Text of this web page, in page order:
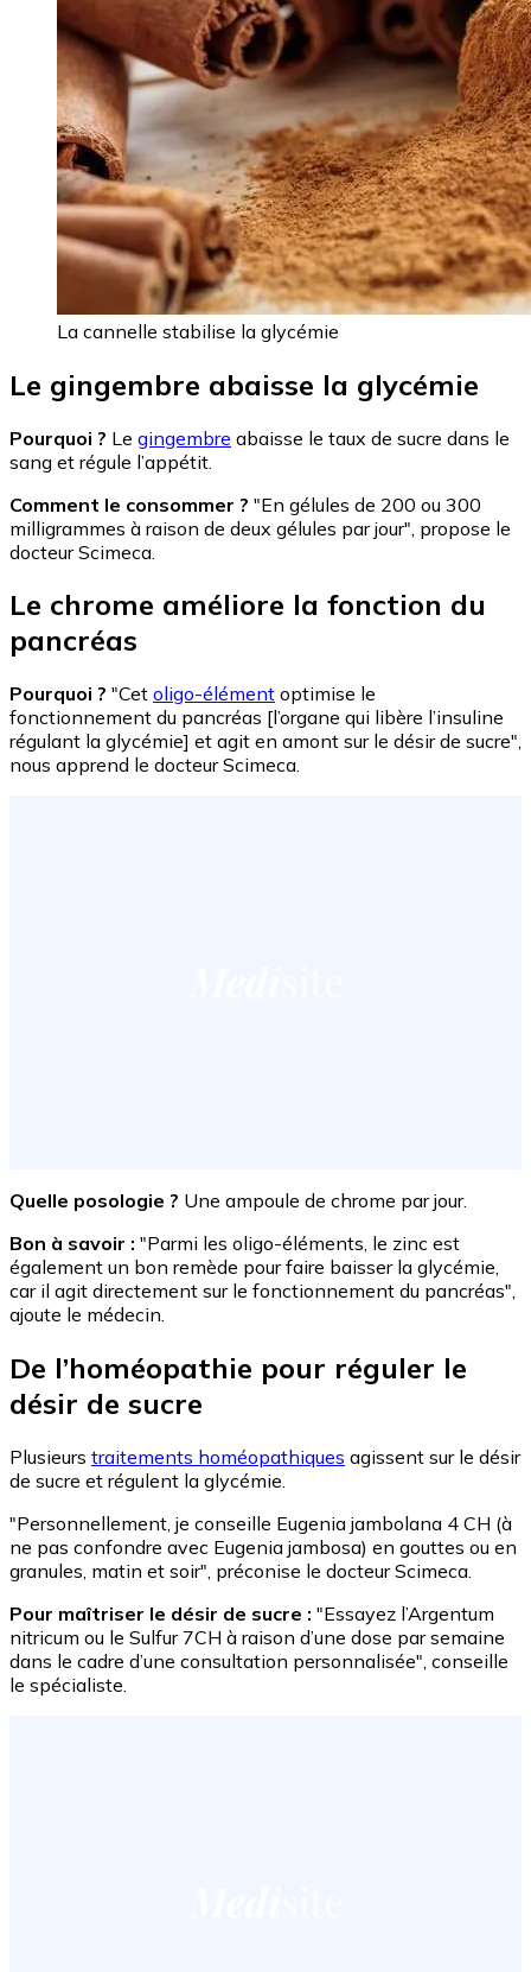
La cannelle stabilise la glycémie
Le gingembre abaisse la glycémie
Pourquoi ? Le gingembre abaisse le taux de sucre dans le
sang et régule l’appétit.
Comment le consommer ? "En gélules de 200 ou 300
milligrammes à raison de deux gélules par jour", propose le
docteur Scimeca.
Le chrome améliore la fonction du
pancréas
Pourquoi ? "Cet oligo-élément optimise le
fonctionnement du pancréas [l’organe qui libère l’insuline
régulant la glycémie] et agit en amont sur le désir de sucre",
nous apprend le docteur Scimeca.
Quelle posologie ? Une ampoule de chrome par jour.
Bon à savoir : "Parmi les oligo-éléments, le zinc est
également un bon remède pour faire baisser la glycémie,
car il agit directement sur le fonctionnement du pancréas",
ajoute le médecin.
De l’homéopathie pour réguler le
désir de sucre
Plusieurs traitements homéopathiques agissent sur le désir
de sucre et régulent la glycémie.
"Personnellement, je conseille Eugenia jambolana 4 CH (à
ne pas confondre avec Eugenia jambosa) en gouttes ou en
granules, matin et soir", préconise le docteur Scimeca.
Pour maîtriser le désir de sucre : "Essayez l’Argentum
nitricum ou le Sulfur 7CH à raison d’une dose par semaine
dans le cadre d’une consultation personnalisée", conseille
le spécialiste.